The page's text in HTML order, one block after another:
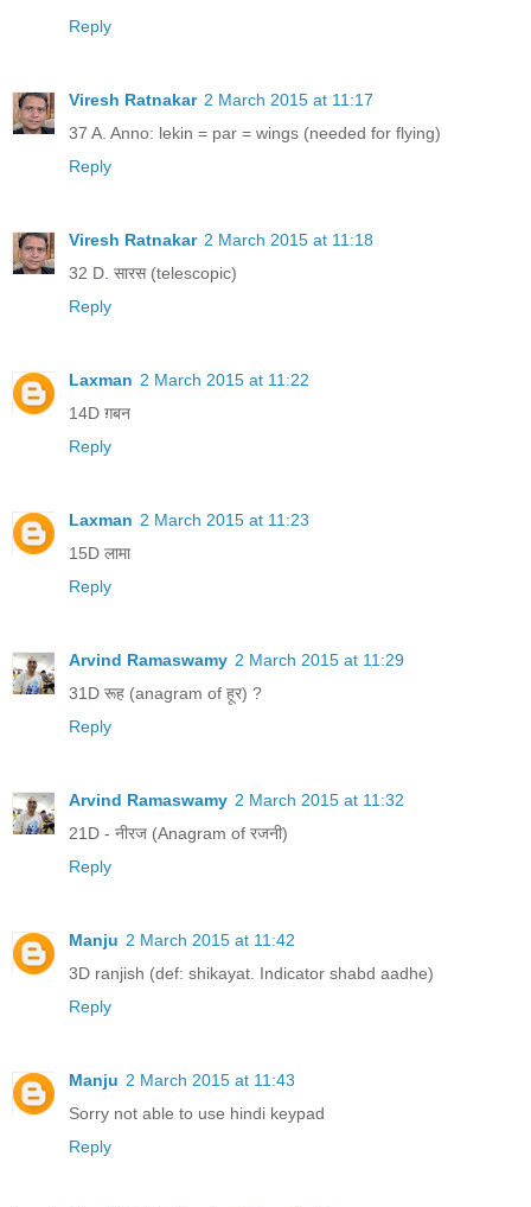
Reply
Viresh Ratnakar 2 March 2015 at 11:17
37 A. Anno: lekin = par = wings (needed for flying)
Reply
Viresh Ratnakar 2 March 2015 at 11:18
32 D. सारस (telescopic)
Reply
Laxman 2 March 2015 at 11:22
14D ग़बन
Reply
Laxman 2 March 2015 at 11:23
15D लामा
Reply
Arvind Ramaswamy 2 March 2015 at 11:29
31D रूह (anagram of हूर) ?
Reply
Arvind Ramaswamy 2 March 2015 at 11:32
21D - नीरज (Anagram of रजनी)
Reply
Manju 2 March 2015 at 11:42
3D ranjish (def: shikayat. Indicator shabd aadhe)
Reply
Manju 2 March 2015 at 11:43
Sorry not able to use hindi keypad
Reply